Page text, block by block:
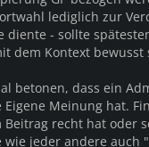
lediglich zur
diente - sollte
dem Kontext bewusst
betonen, dass ein
Meinung hat.
Beitrag recht hat oder
wie jeder andere auch